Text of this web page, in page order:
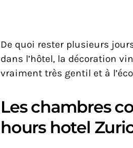
De quoi rester plusieurs
dans l’hôtel, la décoration
vraiment très gentil et à
Les chambres
hours hotel